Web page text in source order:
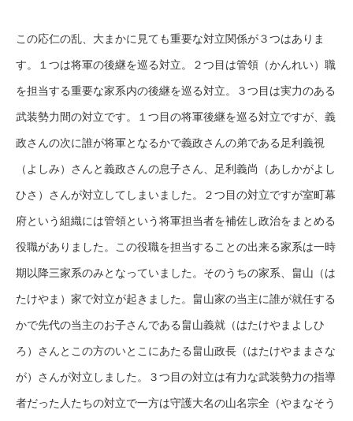
この応仁の乱、大まかに見ても重要な対立関係が３つはありま
す。１つは将軍の後継を巡る対立。２つ目は管領（かんれい）職
を担当する重要な家系内の後継を巡る対立。３つ目は実力のある
武装勢力間の対立です。１つ目の将軍後継を巡る対立ですが、義
政さんの次に誰が将軍となるかで義政さんの弟である足利義視
（よしみ）さんと義政さんの息子さん、足利義尚（あしかがよし
ひさ）さんが対立してしまいました。２つ目の対立ですが室町幕
府という組織には管領という将軍担当者を補佐し政治をまとめる
役職がありました。この役職を担当することの出来る家系は一時
期以降三家系のみとなっていました。そのうちの家系、畠山（は
たけやま）家で対立が起きました。畠山家の当主に誰が就任する
かで先代の当主のお子さんである畠山義就（はたけやまよしひ
ろ）さんとこの方のいとこにあたる畠山政長（はたけやままさな
が）さんが対立しました。３つ目の対立は有力な武装勢力の指導
者だった人たちの対立で一方は守護大名の山名宗全（やまなそう